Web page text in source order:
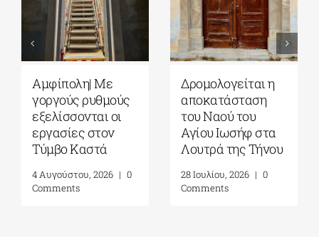
Αυγουστιάτικη
Πανσέληνος 2026:
Η Σελήνη από
τους αρχαίους
μύθους στα
της Ελλάδας
Πέλλα|
Αποκαταστάθηκε
το Κάστρο των
Μογλενών
4 Αυγούστου, 2026
0
Comments